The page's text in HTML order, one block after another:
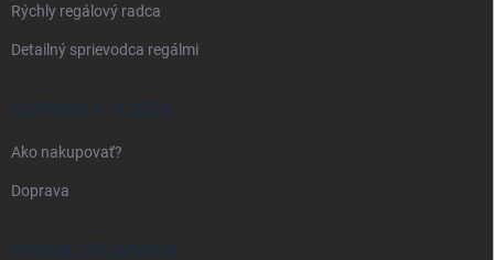
Rýchly regálový radca
Detailný sprievodca regálmi
DOPRAVA A PLATBA
Ako nakupovať?
Doprava
PRÁVNE INFORMÁCIE